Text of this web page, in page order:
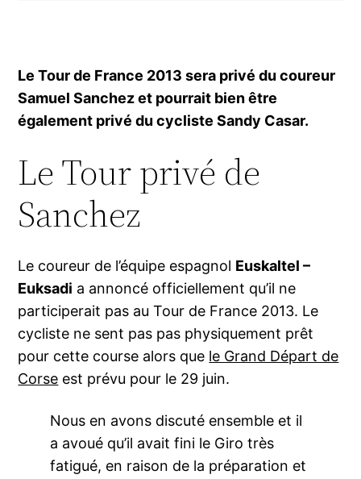
Le Tour de France 2013 sera privé du coureur
Samuel Sanchez et pourrait bien être
également privé du cycliste Sandy Casar.
Le Tour privé de
Sanchez
Le coureur de l’équipe espagnol Euskaltel –
Euksadi a annoncé officiellement qu’il ne
participerait pas au Tour de France 2013. Le
cycliste ne sent pas pas physiquement prêt
pour cette course alors que le Grand Départ de
Corse est prévu pour le 29 juin.
Nous en avons discuté ensemble et il
a avoué qu’il avait fini le Giro très
fatigué, en raison de la préparation et